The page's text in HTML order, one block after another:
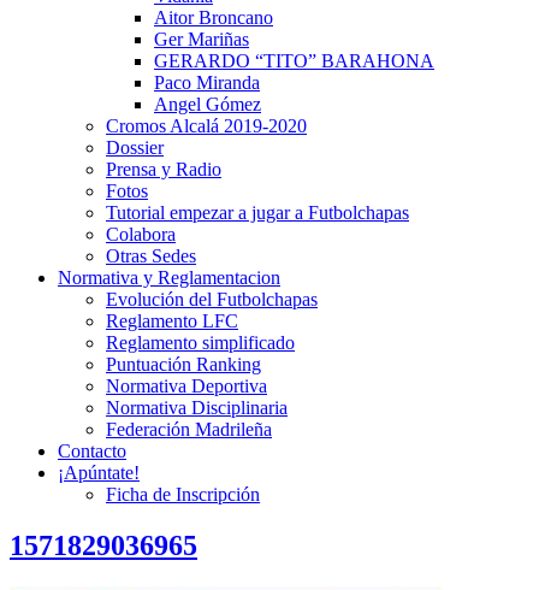
Aitor Broncano
Ger Mariñas
GERARDO “TITO” BARAHONA
Paco Miranda
Angel Gómez
Cromos Alcalá 2019-2020
Dossier
Prensa y Radio
Fotos
Tutorial empezar a jugar a Futbolchapas
Colabora
Otras Sedes
Normativa y Reglamentacion
Evolución del Futbolchapas
Reglamento LFC
Reglamento simplificado
Puntuación Ranking
Normativa Deportiva
Normativa Disciplinaria
Federación Madrileña
Contacto
¡Apúntate!
Ficha de Inscripción
1571829036965